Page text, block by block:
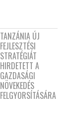
TANZÁNIA ÚJ
FEJLESZTÉSI
STRATÉGIÁT
HIRDETETT A
GAZDASÁGI
NÖVEKEDÉS
FELGYORSÍTÁSÁRA